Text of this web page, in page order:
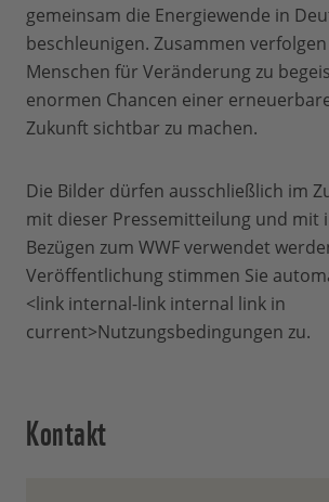
gemeinsam die Energiewende in
beschleunigen. Zusammen verfolgen
Menschen für Veränderung zu
enormen Chancen einer
Zukunft sichtbar zu machen.
Die Bilder dürfen ausschließlich im
mit dieser Pressemitteilung und mit
Bezügen zum WWF verwendet
Veröffentlichung stimmen Sie
<link internal-link internal link in
current>Nutzungsbedingungen zu.
Kontakt